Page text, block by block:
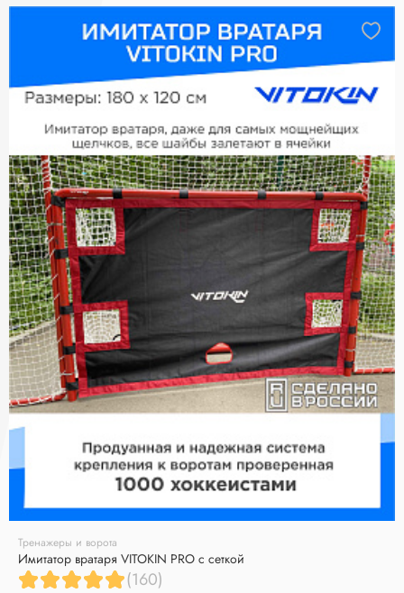
Тренажеры и ворота
Имитатор вратаря VITOKIN PRO с сеткой
(160)